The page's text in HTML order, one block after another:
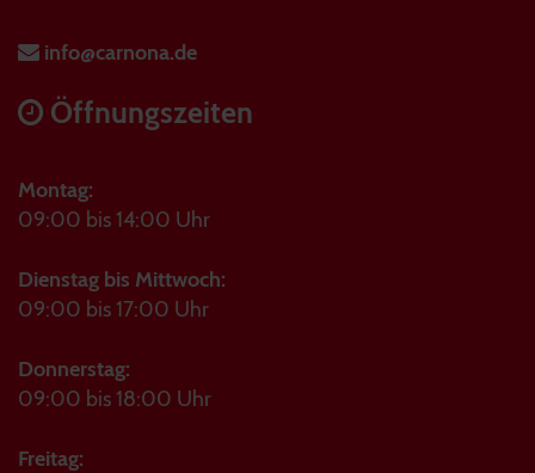
info@carnona.de
Öffnungszeiten
Montag:
09:00 bis 14:00 Uhr
Dienstag bis Mittwoch:
09:00 bis 17:00 Uhr
Donnerstag:
09:00 bis 18:00 Uhr
Freitag: